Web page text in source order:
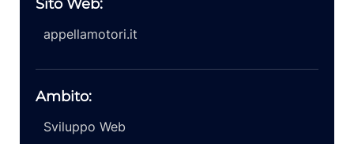
Sito Web:
appellamotori.it
Ambito:
Sviluppo Web